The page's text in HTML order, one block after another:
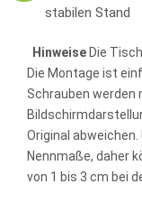
stabilen Stand
Hinweise Die
Die Montage ist
Schrauben
Original
Nennmaße, daher
von 1 bis 3 cm bei